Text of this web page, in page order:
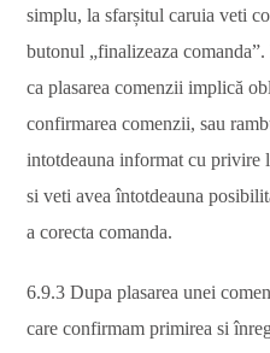
simplu, la sfarșitul caruia veti
butonul „finalizeaza
ca plasarea comenzii implică
confirmarea comenzii, sau
intotdeauna informat cu privire
si veti avea întotdeauna
a corecta comanda.
6.9.3 Dupa plasarea unei
care confirmam primirea si